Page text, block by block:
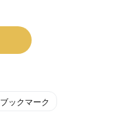
ブックマーク